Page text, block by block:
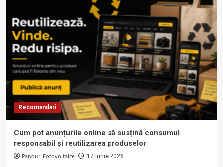
Recomandari
Cum pot anunțurile online să susțină consumul
responsabil și reutilizarea produselor
Panouri Fotovoltaice 17 iunie 2026